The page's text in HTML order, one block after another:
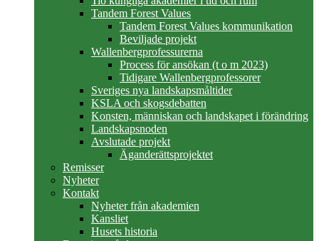
Tandem Forest Values
Tandem Forest Values kommunikation
Beviljade projekt
Wallenbergprofessurerna
Process för ansökan (t o m 2023)
Tidigare Wallenbergprofessorer
Sveriges nya landskapsmåltider
KSLA och skogsdebatten
Konsten, människan och landskapet i förändring
Landskapsnoden
Avslutade projekt
Äganderättsprojektet
Remisser
Nyheter
Kontakt
Nyheter från akademien
Kansliet
Husets historia